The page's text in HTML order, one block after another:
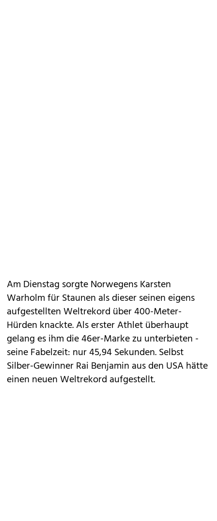
Am Dienstag sorgte Norwegens Karsten
Warholm für Staunen als dieser seinen eigens
aufgestellten Weltrekord über 400-Meter-
Hürden knackte. Als erster Athlet überhaupt
gelang es ihm die 46er-Marke zu unterbieten -
seine Fabelzeit: nur 45,94 Sekunden. Selbst
Silber-Gewinner Rai Benjamin aus den USA hätte
einen neuen Weltrekord aufgestellt.